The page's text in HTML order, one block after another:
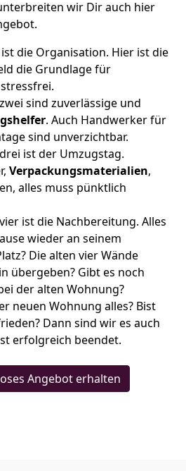
wir Dir auch hier
die Organisation. Hier ist die
die Grundlage für
sind zuverlässige und
. Auch Handwerker für
sind unverzichtbar.
ist der Umzugstag.
Verpackungsmaterialien,
alles muss pünktlich
ist die Nachbereitung. Alles
wieder an seinem
Die alten vier Wände
übergeben? Gibt es noch
der alten Wohnung?
neuen Wohnung alles? Bist
Dann sind wir es auch
erfolgreich beendet.
Angebot erhalten